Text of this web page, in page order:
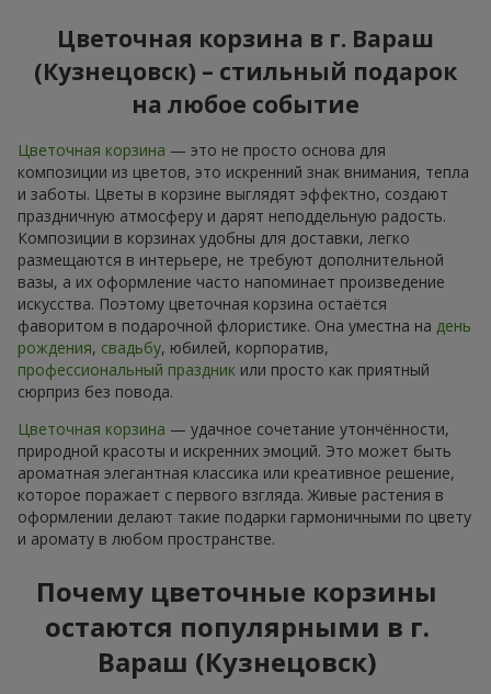
Цветочная корзина в г. Вараш
(Кузнецовск) – стильный подарок
на любое событие
Цветочная корзина — это не просто основа для
композиции из цветов, это искренний знак внимания, тепла
и заботы. Цветы в корзине выглядят эффектно, создают
праздничную атмосферу и дарят неподдельную радость.
Композиции в корзинах удобны для доставки, легко
размещаются в интерьере, не требуют дополнительной
вазы, а их оформление часто напоминает произведение
искусства. Поэтому цветочная корзина остаётся
фаворитом в подарочной флористике. Она уместна на день
рождения, свадьбу, юбилей, корпоратив,
профессиональный праздник или просто как приятный
сюрприз без повода.
Цветочная корзина — удачное сочетание утончённости,
природной красоты и искренних эмоций. Это может быть
ароматная элегантная классика или креативное решение,
которое поражает с первого взгляда. Живые растения в
оформлении делают такие подарки гармоничными по цвету
и аромату в любом пространстве.
Почему цветочные корзины
остаются популярными в г.
Вараш (Кузнецовск)